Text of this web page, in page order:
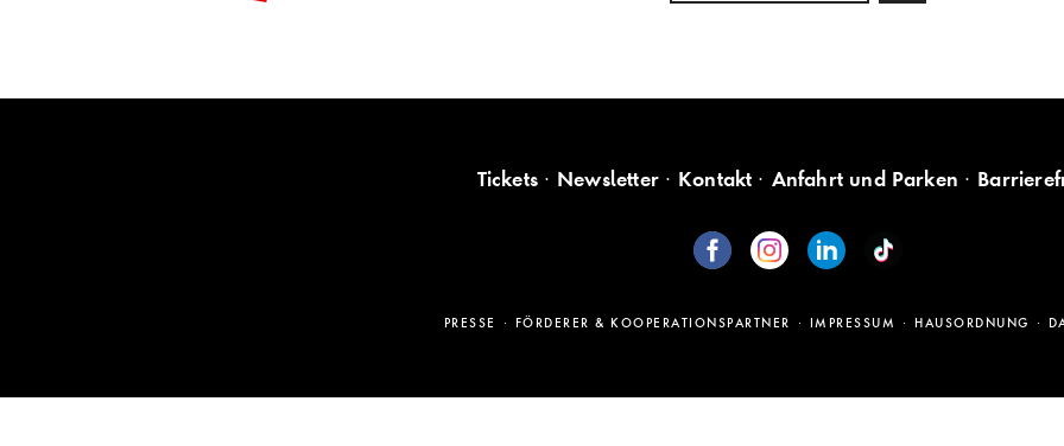
Tickets Newsletter Kontakt Anfahrt und Parken
PRESSE FÖRDERER & KOOPERATIONSPARTNER IMPRESSUM HAUSORDNUNG